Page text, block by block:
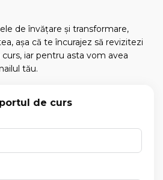
de învățare și transformare,
așa că te încurajez să revizitezi
iar pentru asta vom avea
tău.
de curs